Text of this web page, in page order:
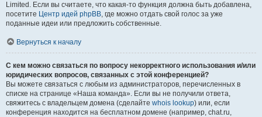
Limited. Если вы считаете, что какая-то функция должна быть добавлена,
посетите Центр идей phpBB, где можно отдать свой голос за уже
поданные идеи или предложить собственные.
Вернуться к началу
С кем можно связаться по вопросу некорректного использования и/или
юридических вопросов, связанных с этой конференцией?
Вы можете связаться с любым из администраторов, перечисленных в
списке на странице «Наша команда». Если вы не получили ответа,
свяжитесь с владельцем домена (сделайте whois lookup) или, если
конференция находится на бесплатном домене (например, chat.ru,